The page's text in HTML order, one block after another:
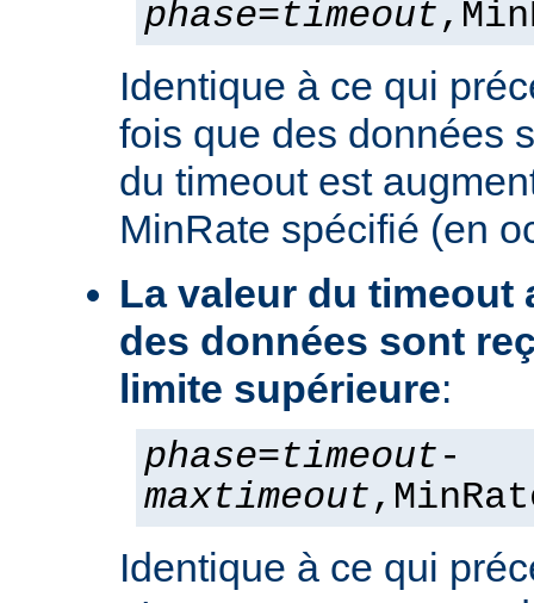
phase=timeout
Identique à ce qui
fois que des données
du timeout est
MinRate spécifié (en
La valeur du timeout
des données sont
limite supérieure:
phase=timeout-
maxtimeout
Identique à ce qui